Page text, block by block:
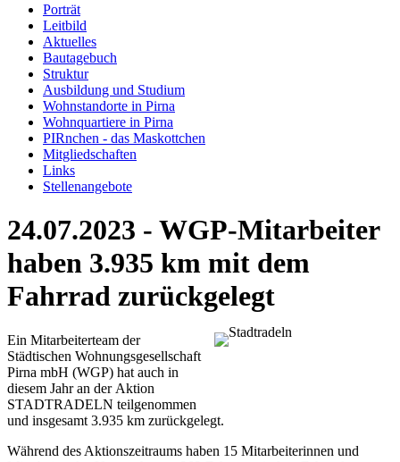
Porträt
Leitbild
Aktuelles
Bautagebuch
Struktur
Ausbildung und Studium
Wohnstandorte in Pirna
Wohnquartiere in Pirna
PIRnchen - das Maskottchen
Mitgliedschaften
Links
Stellenangebote
24.07.2023 - WGP-Mitarbeiter
haben 3.935 km mit dem
Fahrrad zurückgelegt
Ein Mitarbeiterteam der
Städtischen Wohnungsgesellschaft
Pirna mbH (WGP) hat auch in
diesem Jahr an der Aktion
STADTRADELN teilgenommen
und insgesamt 3.935 km zurückgelegt.
Während des Aktionszeitraums haben 15 Mitarbeiterinnen und